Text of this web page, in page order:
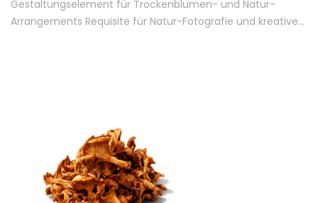
Gestaltungselement für Trockenblumen- und Natur-
Arrangements Requisite für Natur-Fotografie und kreative…